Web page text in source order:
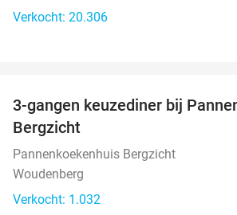
Verkocht: 20.306
3-gangen keuzediner bij
Bergzicht
Pannenkoekenhuis Bergzicht
Woudenberg
Verkocht: 1.032